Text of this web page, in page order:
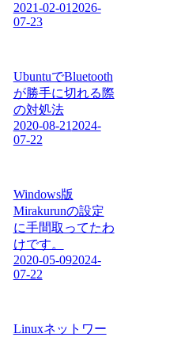
2021-02-01 2026-
07-23
UbuntuでBluetooth
が勝手に切れる際
の対処法
2020-08-21 2024-
07-22
Windows版
Mirakurunの設定
に手間取ってたわ
けです。
2020-05-092024-
07-22
Linuxネットワー